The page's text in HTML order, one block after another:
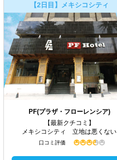
【2日目】メキシコシティ
PF(プラザ・フローレンシア)
【最新クチコミ】
メキシコシティ 立地は悪くない
口コミ評価